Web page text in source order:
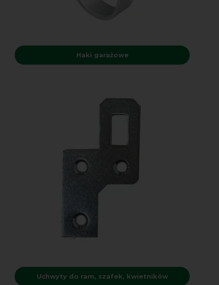
Haki garażowe
Uchwyty do ram, szafek, kwietników